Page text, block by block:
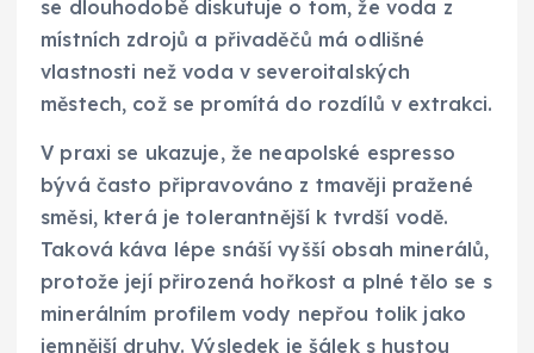
se dlouhodobě diskutuje o tom, že voda z
místních zdrojů a přivaděčů má odlišné
vlastnosti než voda v severoitalských
městech, což se promítá do rozdílů v extrakci.
V praxi se ukazuje, že neapolské espresso
bývá často připravováno z tmavěji pražené
směsi, která je tolerantnější k tvrdší vodě.
Taková káva lépe snáší vyšší obsah minerálů,
protože její přirozená hořkost a plné tělo se s
minerálním profilem vody nepřou tolik jako
jemnější druhy. Výsledek je šálek s hustou